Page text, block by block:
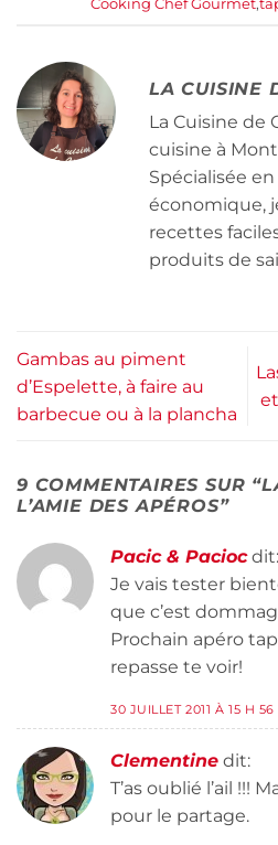
Cooking Chef Gourmet,
LA CUISINE
La Cuisine de
cuisine à
Spécialisée
économique,
recettes
produits de
Gambas au piment
d’Espelette, à faire au
barbecue ou à la plancha
9 COMMENTAIRES SUR “
L’AMIE DES APÉROS”
Pacic & Pacioc dit:
Je vais tester
que c’est
Prochain apéro
repasse te voir!
30 JUILLET 2011 À 15 H
Clementine dit:
T’as oublié l’ail !!!
pour le partage.